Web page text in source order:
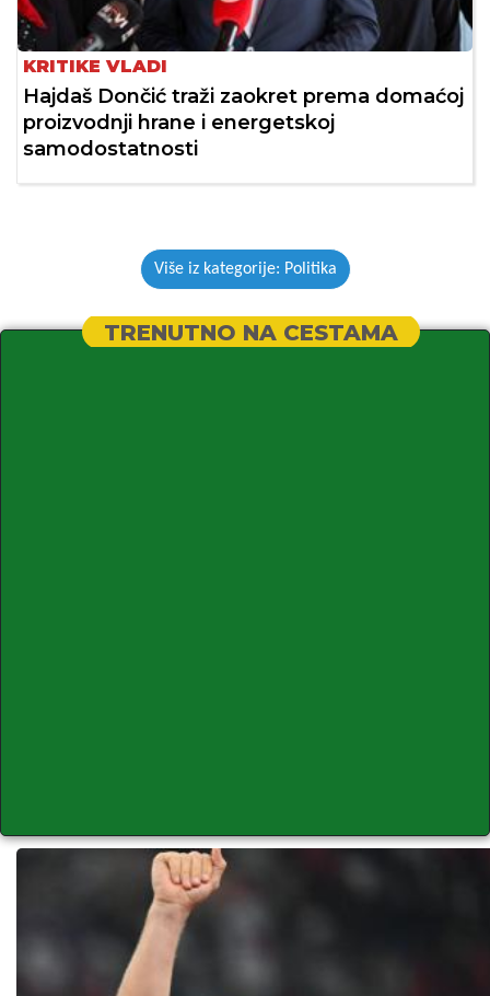
KRITIKE VLADI
Hajdaš Dončić traži zaokret prema domaćoj
proizvodnji hrane i energetskoj
samodostatnosti
Više iz kategorije: Politika
TRENUTNO NA CESTAMA